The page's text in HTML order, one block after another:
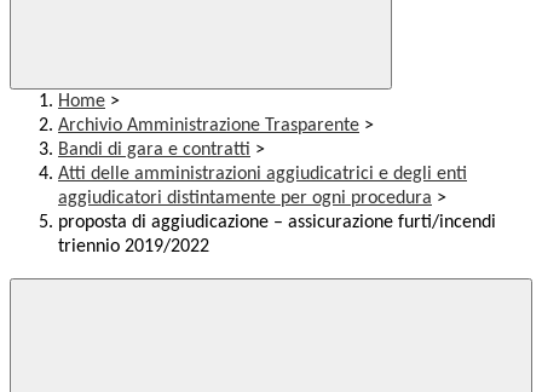
Home >
Archivio Amministrazione Trasparente >
Bandi di gara e contratti >
Atti delle amministrazioni aggiudicatrici e degli enti
aggiudicatori distintamente per ogni procedura >
proposta di aggiudicazione – assicurazione furti/incendi
triennio 2019/2022